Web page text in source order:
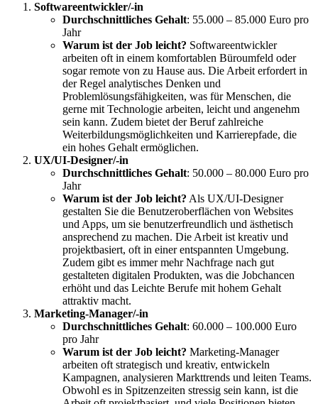
Softwareentwickler/-in
Durchschnittliches Gehalt: 55.000 – 85.000 Euro pro
Jahr
Warum ist der Job leicht? Softwareentwickler
arbeiten oft in einem komfortablen Büroumfeld oder
sogar remote von zu Hause aus. Die Arbeit erfordert in
der Regel analytisches Denken und
Problemlösungsfähigkeiten, was für Menschen, die
gerne mit Technologie arbeiten, leicht und angenehm
sein kann. Zudem bietet der Beruf zahlreiche
Weiterbildungsmöglichkeiten und Karrierepfade, die
ein hohes Gehalt ermöglichen.
UX/UI-Designer/-in
Durchschnittliches Gehalt: 50.000 – 80.000 Euro pro
Jahr
Warum ist der Job leicht? Als UX/UI-Designer
gestalten Sie die Benutzeroberflächen von Websites
und Apps, um sie benutzerfreundlich und ästhetisch
ansprechend zu machen. Die Arbeit ist kreativ und
projektbasiert, oft in einer entspannten Umgebung.
Zudem gibt es immer mehr Nachfrage nach gut
gestalteten digitalen Produkten, was die Jobchancen
erhöht und das Leichte Berufe mit hohem Gehalt
attraktiv macht.
Marketing-Manager/-in
Durchschnittliches Gehalt: 60.000 – 100.000 Euro
pro Jahr
Warum ist der Job leicht? Marketing-Manager
arbeiten oft strategisch und kreativ, entwickeln
Kampagnen, analysieren Markttrends und leiten Teams.
Obwohl es in Spitzenzeiten stressig sein kann, ist die